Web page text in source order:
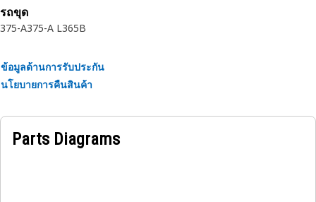
รถขุด
375-A375-A L365B
ข้อมูลด้านการรับประกัน
นโยบายการคืนสินค้า
Parts Diagrams